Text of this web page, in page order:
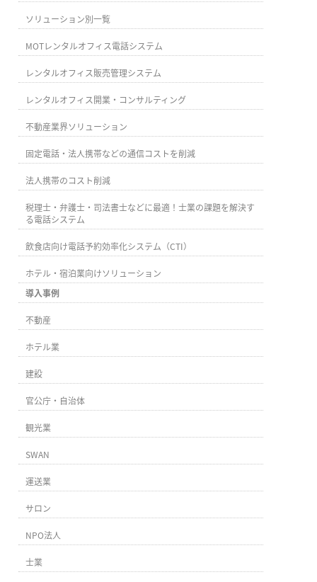
ソリューション別一覧
MOTレンタルオフィス電話システム
レンタルオフィス販売管理システム
レンタルオフィス開業・コンサルティング
不動産業界ソリューション
固定電話・法人携帯などの通信コストを削減
法人携帯のコスト削減
税理士・弁護士・司法書士などに最適！士業の課題を解決す
る電話システム
飲食店向け電話予約効率化システム（CTI）
ホテル・宿泊業向けソリューション
導入事例
不動産
ホテル業
建設
官公庁・自治体
観光業
SWAN
運送業
サロン
NPO法人
士業